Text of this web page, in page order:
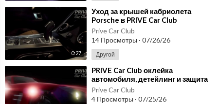
0:27
⁣Уход за крышей кабриолета
Porsche в PRIVE Car Club
детейлинг и защита без
компромиссов
Prive Car Club
14 Просмотры · 07/26/26
Другой
⁣PRIVE Car Club оклейка
автомобиля, детейлинг и защита
для премиальных проектов
Prive Car Club
4 Просмотры · 07/25/26